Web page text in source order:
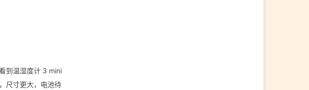
到温湿度计 3 mini
尺寸更大，电池待